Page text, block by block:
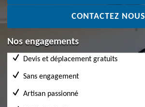
CONTACTEZ NOUS
Nos engagements
Devis et déplacement gratuits
Sans engagement
Artisan passionné